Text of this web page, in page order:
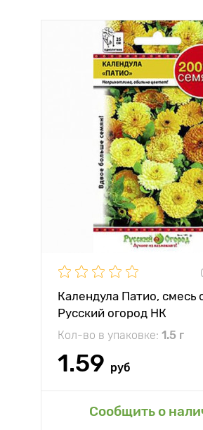
Календула Патио, смесь
Русский огород НК
Кол-во в упаковке: 1.5 г
1.59 руб
Сообщить о